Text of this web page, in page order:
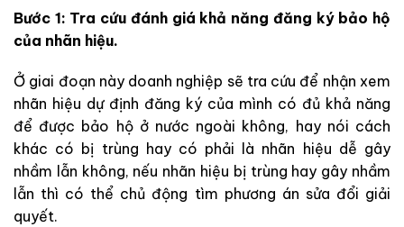
Bước 1: Tra cứu đánh giá khả năng đăng ký bảo hộ
của nhãn hiệu.
Ở giai đoạn này doanh nghiệp sẽ tra cứu để nhận xem
nhãn hiệu dự định đăng ký của mình có đủ khả năng
để được bảo hộ ở nước ngoài không, hay nói cách
khác có bị trùng hay có phải là nhãn hiệu dễ gây
nhầm lẫn không, nếu nhãn hiệu bị trùng hay gây nhầm
lẫn thì có thể chủ động tìm phương án sửa đổi giải
quyết.